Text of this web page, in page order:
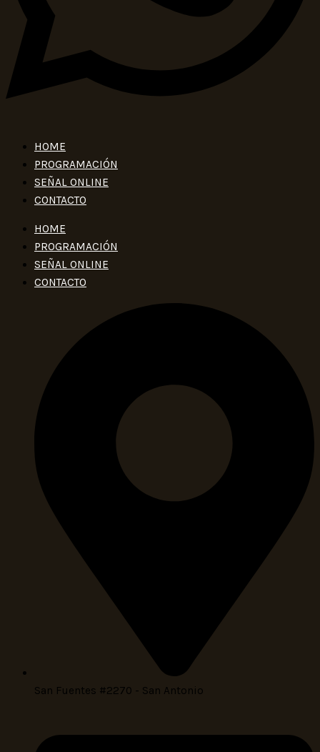
HOME
PROGRAMACIÓN
SEÑAL ONLINE
CONTACTO
HOME
PROGRAMACIÓN
SEÑAL ONLINE
CONTACTO
San Fuentes #2270 - San Antonio